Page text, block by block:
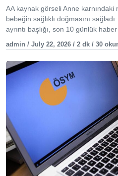
AA kaynak görseli Anne karnındaki
bebeğin sağlıklı doğmasını
ayrıntı başlığı, son 10 günlük haber
admin / July 22, 2026 / 2 dk / 30